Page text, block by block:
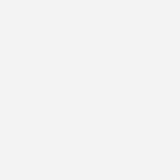
Bundesverband Erneuerbare
veröffentlichten
deutschen Energiesystems
diese Realität anerkennen
Newsletter? Melden Sie
sind.